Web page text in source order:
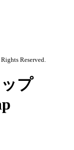
Reserved.
プ